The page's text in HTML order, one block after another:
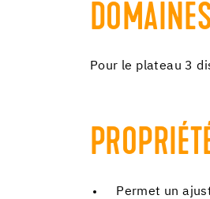
Pour le plateau 3
Permet un